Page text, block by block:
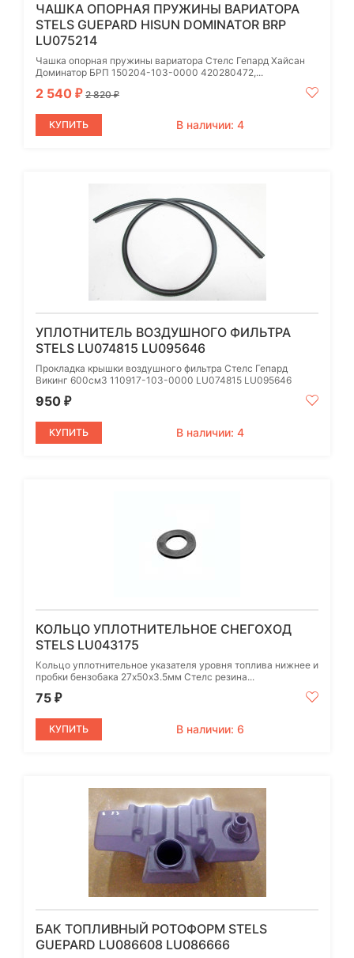
ЧАШКА ОПОРНАЯ ПРУЖИНЫ ВАРИАТОРА
STELS GUEPARD HISUN DOMINATOR BRP
LU075214
Чашка опорная пружины вариатора Стелс Гепард Хайсан
Доминатор БРП 150204-103-0000 420280472,...
2 540 ₽ 2 820₽
КУПИТЬ В наличии: 4
УПЛОТНИТЕЛЬ ВОЗДУШНОГО ФИЛЬТРА
STELS LU074815 LU095646
Прокладка крышки воздушного фильтра Стелс Гепард
Викинг 600см3 110917-103-0000 LU074815 LU095646
950 ₽
КУПИТЬ В наличии: 4
КОЛЬЦО УПЛОТНИТЕЛЬНОЕ СНЕГОХОД
STELS LU043175
Кольцо уплотнительное указателя уровня топлива нижнее и
пробки бензобака 27х50х3.5мм Стелс резина...
75 ₽
КУПИТЬ В наличии: 6
БАК ТОПЛИВНЫЙ РОТОФОРМ STELS
GUEPARD LU086608 LU086666